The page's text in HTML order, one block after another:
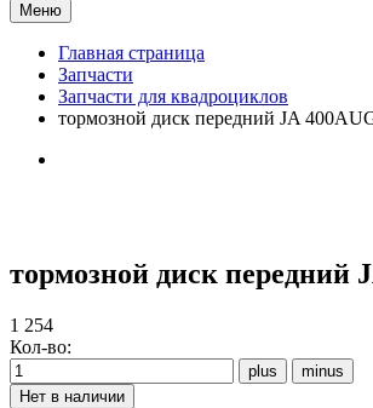
Меню
Главная страница
Запчасти
Запчасти для квадроциклов
тормозной диск передний JA
тормозной диск передний
1 254
Кол-во: